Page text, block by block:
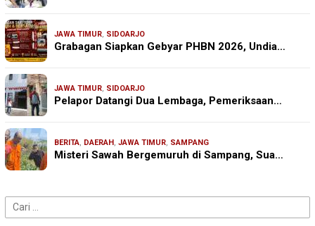
JAWA TIMUR, SIDOARJO
Grabagan Siapkan Gebyar PHBN 2026, Undia…
JAWA TIMUR, SIDOARJO
Pelapor Datangi Dua Lembaga, Pemeriksaan…
BERITA, DAERAH , JAWA TIMUR, SAMPANG
Misteri Sawah Bergemuruh di Sampang, Sua…
Cari
untuk: